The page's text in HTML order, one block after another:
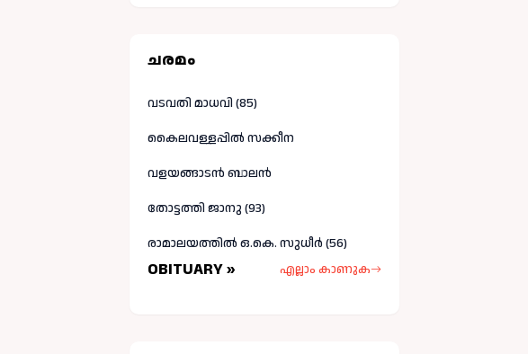
ചരമം
വടവതി മാധവി (85)
കൈലവള്ളപ്പിൽ സക്കീന
വളയങ്ങാടൻ ബാലൻ
തോട്ടത്തി ജാനു (93)
രാമാലയത്തിൽ ഒ.കെ. സുധീർ (56)
OBITUARY » എല്ലാം കാണുക